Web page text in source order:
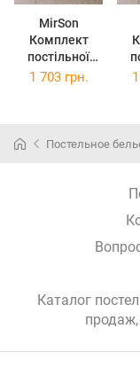
MirSon
Комплект
постільної
білизни
17-0631
1 703 грн.
Постельное
Каталог
продаж,